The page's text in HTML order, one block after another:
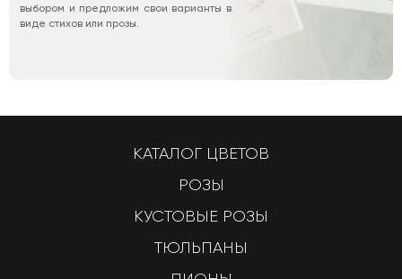
выбором и предложим свои варианты в
виде стихов или прозы.
КАТАЛОГ ЦВЕТОВ
РОЗЫ
КУСТОВЫЕ РОЗЫ
ТЮЛЬПАНЫ